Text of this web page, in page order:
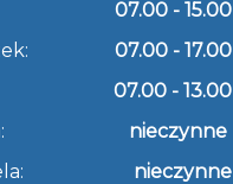
07.00 - 15.00
07.00 - 17.00
07.00 - 13.00
nieczynne
nieczynne